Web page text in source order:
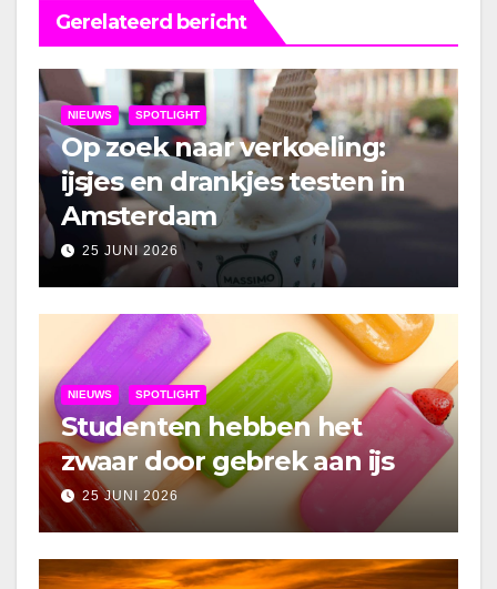
Gerelateerd bericht
NIEUWS SPOTLIGHT
Op zoek naar verkoeling:
ijsjes en drankjes testen in
Amsterdam
25 JUNI 2026
NIEUWS SPOTLIGHT
Studenten hebben het
zwaar door gebrek aan ijs
25 JUNI 2026